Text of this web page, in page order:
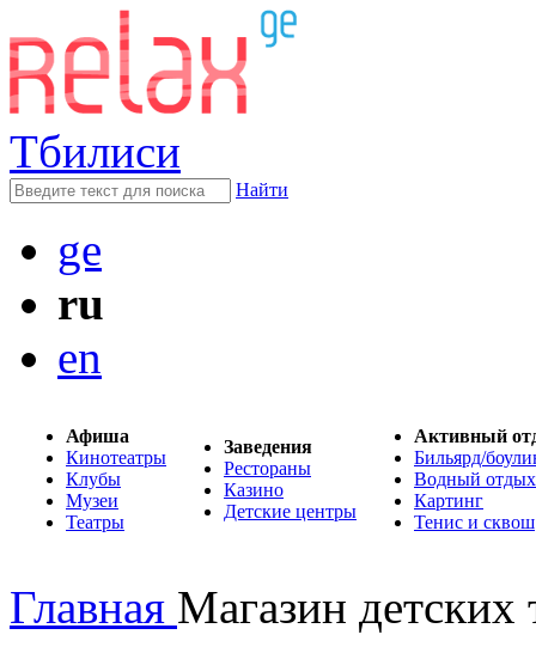
Тбилиси
Найти
ge
ru
en
Афиша
Кинотеатры
Клубы
Музеи
Театры
Заведения
Рестораны
Казино
Детские центры
Активный
Бильярд/
Водный отдых
Картинг
Тенис и сквош
Главная Магазин детских